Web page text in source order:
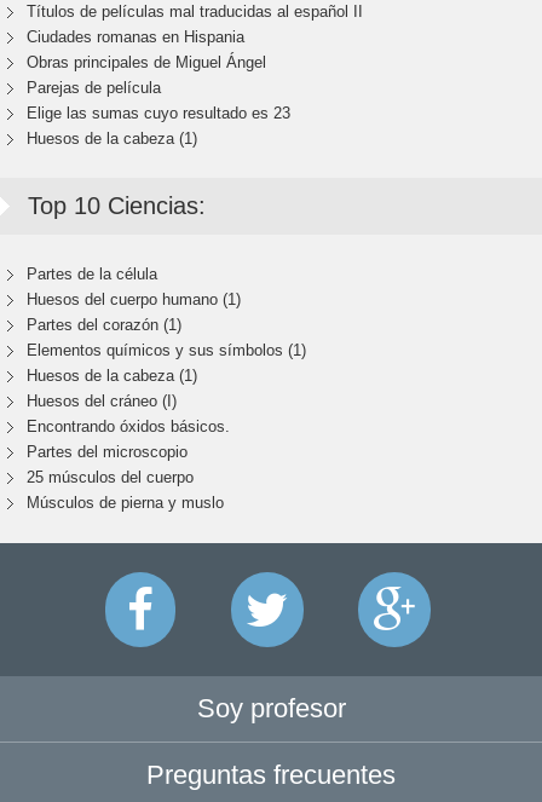
Títulos de películas mal traducidas al español II
Ciudades romanas en Hispania
Obras principales de Miguel Ángel
Parejas de película
Elige las sumas cuyo resultado es 23
Huesos de la cabeza (1)
Top 10 Ciencias:
Partes de la célula
Huesos del cuerpo humano (1)
Partes del corazón (1)
Elementos químicos y sus símbolos (1)
Huesos de la cabeza (1)
Huesos del cráneo (I)
Encontrando óxidos básicos.
Partes del microscopio
25 músculos del cuerpo
Músculos de pierna y muslo
Soy profesor
Preguntas frecuentes